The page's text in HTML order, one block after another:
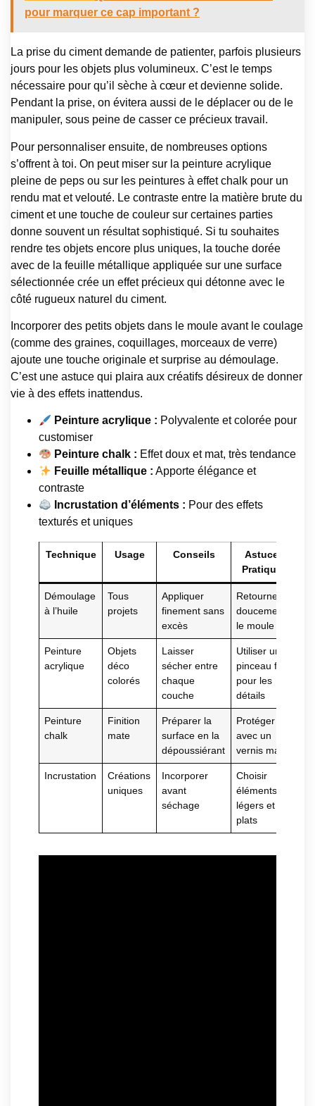
pour marquer ce cap important ?
La prise du ciment demande de patienter, parfois plusieurs
jours pour les objets plus volumineux. C’est le temps
nécessaire pour qu’il sèche à cœur et devienne solide.
Pendant la prise, on évitera aussi de le déplacer ou de le
manipuler, sous peine de casser ce précieux travail.
Pour personnaliser ensuite, de nombreuses options
s’offrent à toi. On peut miser sur la peinture acrylique
pleine de peps ou sur les peintures à effet chalk pour un
rendu mat et velouté. Le contraste entre la matière brute du
ciment et une touche de couleur sur certaines parties
donne souvent un résultat sophistiqué. Si tu souhaites
rendre tes objets encore plus uniques, la touche dorée
avec de la feuille métallique appliquée sur une surface
sélectionnée crée un effet précieux qui détonne avec le
côté rugueux naturel du ciment.
Incorporer des petits objets dans le moule avant le coulage
(comme des graines, coquillages, morceaux de verre)
ajoute une touche originale et surprise au démoulage.
C’est une astuce qui plaira aux créatifs désireux de donner
vie à des effets inattendus.
Peinture acrylique : Polyvalente et colorée pour
customiser
Peinture chalk : Effet doux et mat, très tendance
Feuille métallique : Apporte élégance et
contraste
Incrustation d’éléments : Pour des effets
texturés et uniques
Technique Usage Conseils
Astuce
Pratique
Démoulage
à l’huile
Tous
projets
Appliquer
finement sans
excès
Retourner
doucement
le moule
Peinture
acrylique
Objets
déco
colorés
Laisser
sécher entre
chaque
couche
Utiliser un
pinceau fin
pour les
détails
Peinture
chalk
Finition
mate
Préparer la
surface en la
dépoussiérant
Protéger
avec un
vernis mat
Incrustation
Créations
uniques
Incorporer
avant
séchage
Choisir
éléments
légers et
plats